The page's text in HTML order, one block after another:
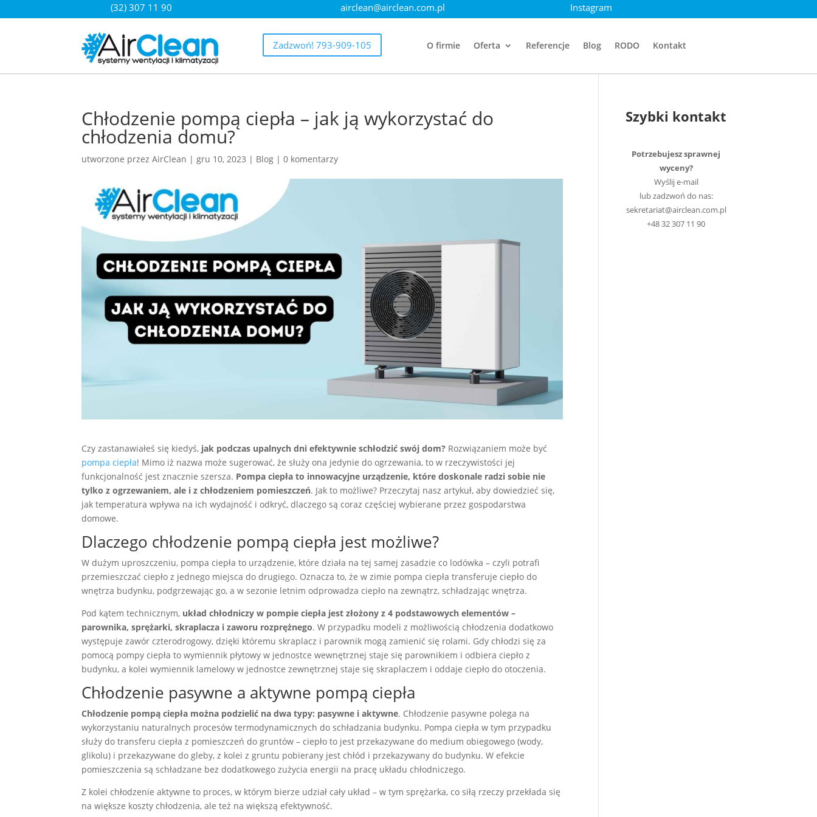
(32) 307 11 90 airclean@airclean.com.pl Instagram
Zadzwoń! 793-909-105 O firmie Oferta Referencje Blog RODO Kontakt
Chłodzenie pompą ciepła – jak ją wykorzystać do
chłodzenia domu?
utworzone przezAirClean |gru 10, 2023 | Blog |0 komentarzy
Czy zastanawiałeś się kiedyś, jak podczas upalnych dni efektywnie schłodzić swój dom? Rozwiązaniem może być
pompa ciepła! Mimo iż nazwa może sugerować, że służy ona jedynie do ogrzewania, to w rzeczywistości jej
funkcjonalność jest znacznie szersza. Pompa ciepła to innowacyjne urządzenie, które doskonale radzi sobie nie
tylko z ogrzewaniem, ale i z chłodzeniem pomieszczeń. Jak to możliwe? Przeczytaj nasz artykuł, aby dowiedzieć się,
jak temperatura wpływa na ich wydajność i odkryć, dlaczego są coraz częściej wybierane przez gospodarstwa
domowe.
Dlaczego chłodzenie pompą ciepła jest możliwe?
W dużym uproszczeniu, pompa ciepła to urządzenie, które działa na tej samej zasadzie co lodówka – czyli potrafi
przemieszczać ciepło z jednego miejsca do drugiego. Oznacza to, że w zimie pompa ciepła transferuje ciepło do
wnętrza budynku, podgrzewając go, a w sezonie letnim odprowadza ciepło na zewnątrz, schładzając wnętrza.
Pod kątem technicznym, układ chłodniczy w pompie ciepła jest złożony z 4 podstawowych elementów –
parownika, sprężarki, skraplacza i zaworu rozprężnego. W przypadku modeli z możliwością chłodzenia dodatkowo
występuje zawór czterodrogowy, dzięki któremu skraplacz i parownik mogą zamienić się rolami. Gdy chłodzi się za
pomocą pompy ciepła to wymiennik płytowy w jednostce wewnętrznej staje się parownikiem i odbiera ciepło z
budynku, a kolei wymiennik lamelowy w jednostce zewnętrznej staje się skraplaczem i oddaje ciepło do otoczenia.
Chłodzenie pasywne a aktywne pompą ciepła
Chłodzenie pompą ciepła można podzielić na dwa typy: pasywne i aktywne. Chłodzenie pasywne polega na
wykorzystaniu naturalnych procesów termodynamicznych do schładzania budynku. Pompa ciepła w tym przypadku
służy do transferu ciepła z pomieszczeń do gruntów – ciepło to jest przekazywane do medium obiegowego (wody,
glikolu) i przekazywane do gleby, z kolei z gruntu pobierany jest chłód i przekazywany do budynku. W efekcie
pomieszczenia są schładzane bez dodatkowego zużycia energii na pracę układu chłodniczego.
Z kolei chłodzenie aktywne to proces, w którym bierze udział cały układ – w tym sprężarka, co siłą rzeczy przekłada się
na większe koszty chłodzenia, ale też na większą efektywność.
Szybki kontakt
Potrzebujesz sprawnej
wyceny?
Wyślij e-mail
lub zadzwoń do nas:
sekretariat@airclean.com.pl
+48 32 307 11 90